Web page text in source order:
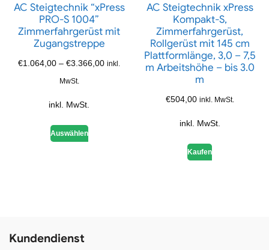
AC Steigtechnik “xPress
PRO-S 1004”
Zimmerfahrgerüst mit
Zugangstreppe
€1.064,00 –€3.366,00 inkl.
MwSt.
inkl. MwSt.
Auswählen
AC Steigtechnik xPress
Kompakt-S,
Zimmerfahrgerüst,
Rollgerüst mit 145 cm
Plattformlänge, 3,0 – 7,5
m Arbeitshöhe – bis 3.0
m
€504,00 inkl. MwSt.
inkl. MwSt.
Kaufen
Kundendienst